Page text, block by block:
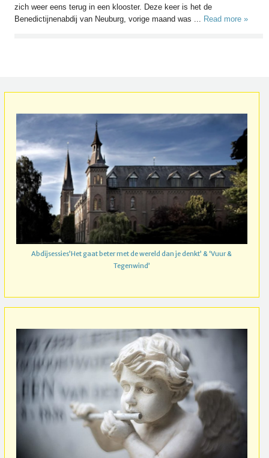
zich weer eens terug in een klooster. Deze keer is het de
Benedictijnenabdij van Neuburg, vorige maand was ...
Read more »
Abdijsessies’Het gaat beter met de wereld dan je denkt’ & ‘Vuur &
Tegenwind’